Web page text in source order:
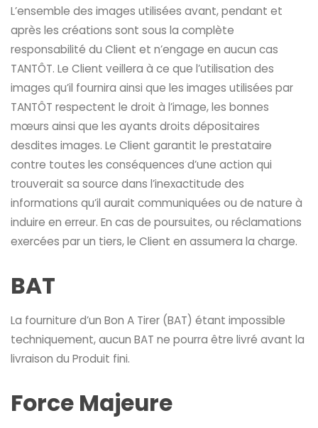
L’ensemble des images utilisées avant, pendant et
après les créations sont sous la complète
responsabilité du Client et n’engage en aucun cas
TANTÔT. Le Client veillera à ce que l’utilisation des
images qu’il fournira ainsi que les images utilisées par
TANTÔT respectent le droit à l’image, les bonnes
mœurs ainsi que les ayants droits dépositaires
desdites images. Le Client garantit le prestataire
contre toutes les conséquences d’une action qui
trouverait sa source dans l’inexactitude des
informations qu’il aurait communiquées ou de nature à
induire en erreur. En cas de poursuites, ou réclamations
exercées par un tiers, le Client en assumera la charge.
BAT
La fourniture d’un Bon A Tirer (BAT) étant impossible
techniquement, aucun BAT ne pourra être livré avant la
livraison du Produit fini.
Force Majeure